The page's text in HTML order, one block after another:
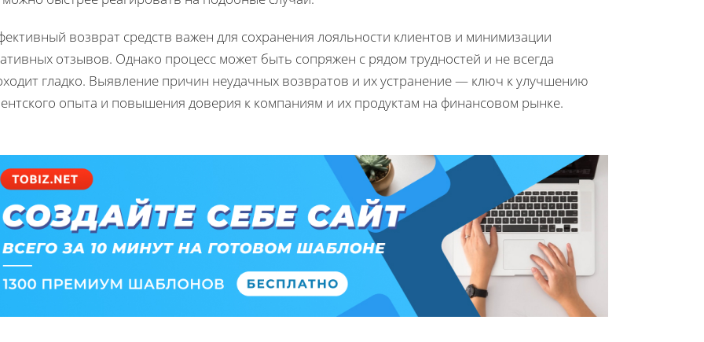
возврат средств важен для сохранения лояльности клиентов и минимизации
отзывов. Однако процесс может быть сопряжен с рядом трудностей и не всегда
гладко. Выявление причин неудачных возвратов и их устранение — ключ к улучшению
опыта и повышения доверия к компаниям и их продуктам на финансовом рынке.